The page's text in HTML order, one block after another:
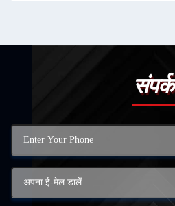
संपर्क